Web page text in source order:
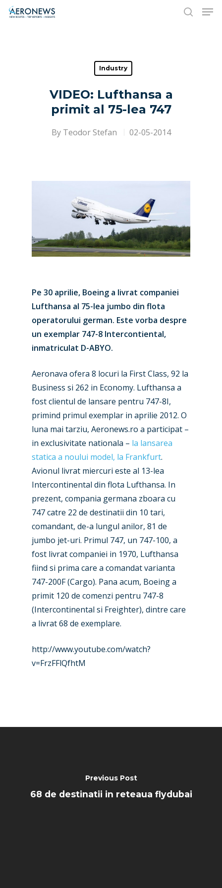
Hit enter to search or ESC to close
Industry
VIDEO: Lufthansa a
primit al 75-lea 747
By Teodor Stefan 02-05-2014
Pe 30 aprilie, Boeing a livrat companiei
Lufthansa al 75-lea jumbo din flota
operatorului german. Este vorba despre
un exemplar 747-8 Intercontiental,
inmatriculat D-ABYO.
Aeronava ofera 8 locuri la First Class, 92 la
Business si 262 in Economy. Lufthansa a
fost clientul de lansare pentru 747-8I,
primind primul exemplar in aprilie 2012. O
luna mai tarziu, Aeronews.ro a participat –
in exclusivitate nationala – la lansarea
statica a noului model, la Frankfurt.
Avionul livrat miercuri este al 13-lea
Intercontinental din flota Lufthansa. In
prezent, compania germana zboara cu
747 catre 22 de destinatii din 10 tari,
comandant, de-a lungul anilor, 81 de
jumbo jet-uri. Primul 747, un 747-100, a
fost livrat companiei in 1970, Lufthansa
fiind si prima care a comandat varianta
747-200F (Cargo). Pana acum, Boeing a
primit 120 de comenzi pentru 747-8
(Intercontinental si Freighter), dintre care
a livrat 68 de exemplare.
http://www.youtube.com/watch?
v=FrzFFlQfhtM
Previous Post
68 de destinatii in reteaua flydubai
New Routes
Industry
Accidents / Incidents
Airshows
Dubai 2025
Paris 2025
Farnborough 2024
Paris 2023
Farnborough 2022
Dubai 2019
Business Jets
Military
Trip Reports
Marketplace
Jobs
Contact